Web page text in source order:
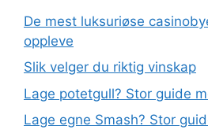
De mest luksuriøse
oppleve
Slik velger du riktig vinskap
Lage potetgull? Stor guide
Lage egne Smash? Stor